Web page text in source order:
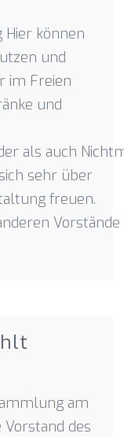
können
und
im Freien
und
als auch
sehr über
freuen.
Vorstände
am
des